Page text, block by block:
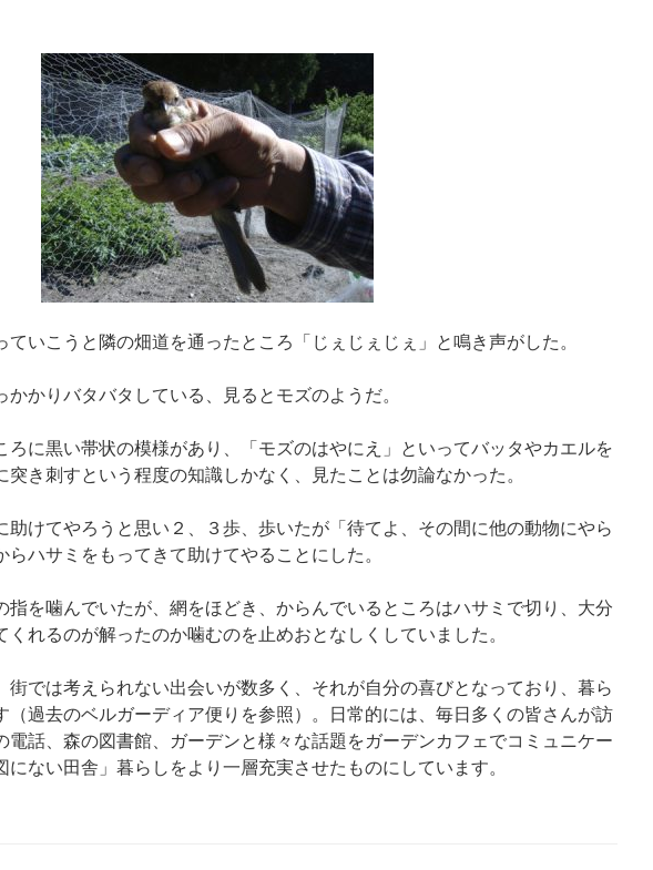
いこうと隣の畑道を通ったところ「じぇじぇじぇ」と鳴き声がした。
かかりバタバタしている、見るとモズのようだ。
ろに黒い帯状の模様があり、「モズのはやにえ」といってバッタやカエルを
き刺すという程度の知識しかなく、見たことは勿論なかった。
助けてやろうと思い２、３歩、歩いたが「待てよ、その間に他の動物にやら
ハサミをもってきて助けてやることにした。
指を噛んでいたが、網をほどき、からんでいるところはハサミで切り、大分
くれるのが解ったのか噛むのを止めおとなしくしていました。
街では考えられない出会いが数多く、それが自分の喜びとなっており、暮ら
（過去のベルガーディア便りを参照）。日常的には、毎日多くの皆さんが訪
電話、森の図書館、ガーデンと様々な話題をガーデンカフェでコミュニケー
にない田舎」暮らしをより一層充実させたものにしています。